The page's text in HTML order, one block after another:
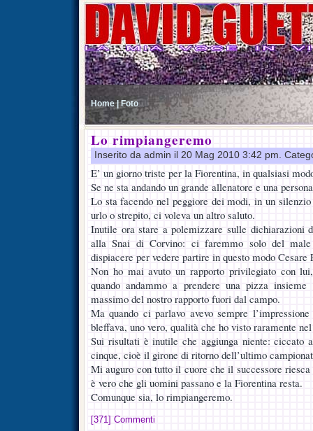
Home | Foto
Lo rimpiangeremo
Inserito da admin il 20 Mag 2010 3:42 pm.
E’ un giorno triste per la Fiorentina, in qualsiasi
Se ne sta andando un grande allenatore e una
Lo sta facendo nel peggiore dei modi, in un
urlo o strepito, ci voleva un altro saluto.
Inutile ora stare a polemizzare sulle dichiarazioni
alla Snai di Corvino: ci faremmo solo del
dispiacere per vedere partire in questo modo Cesare
Non ho mai avuto un rapporto privilegiato con
quando andammo a prendere una pizza
massimo del nostro rapporto fuori dal campo.
Ma quando ci parlavo avevo sempre
bleffava, uno vero, qualità che ho visto raramente
Sui risultati è inutile che aggiunga niente: ciccato
cinque, cioè il girone di ritorno dell’ultimo
Mi auguro con tutto il cuore che il successore
è vero che gli uomini passano e la Fiorentina resta.
Comunque sia, lo rimpiangeremo.
[371] Commenti